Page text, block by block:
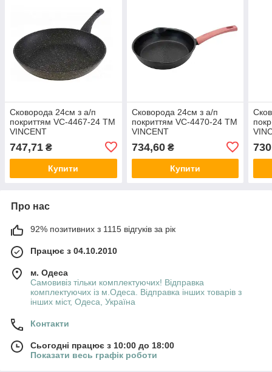
Сковорода 24см з а/п
покриттям VC-4467-24 ТМ
VINCENT
747,71 ₴
Купити
Сковорода 24см з а/п
покриттям VC-4470-24 ТМ
VINCENT
734,60₴
Купити
Про нас
92% позитивних з 1115 відгуків за рік
Працює з 04.10.2010
м. Одеса
Самовивіз тільки комплектуючих! Відправка
комплектуючих із м.Одеса. Відправка інших товарів з
інших міст, Одеса, Україна
Контакти
Сьогодні працює з 10:00 до 18:00
Показати весь графік роботи